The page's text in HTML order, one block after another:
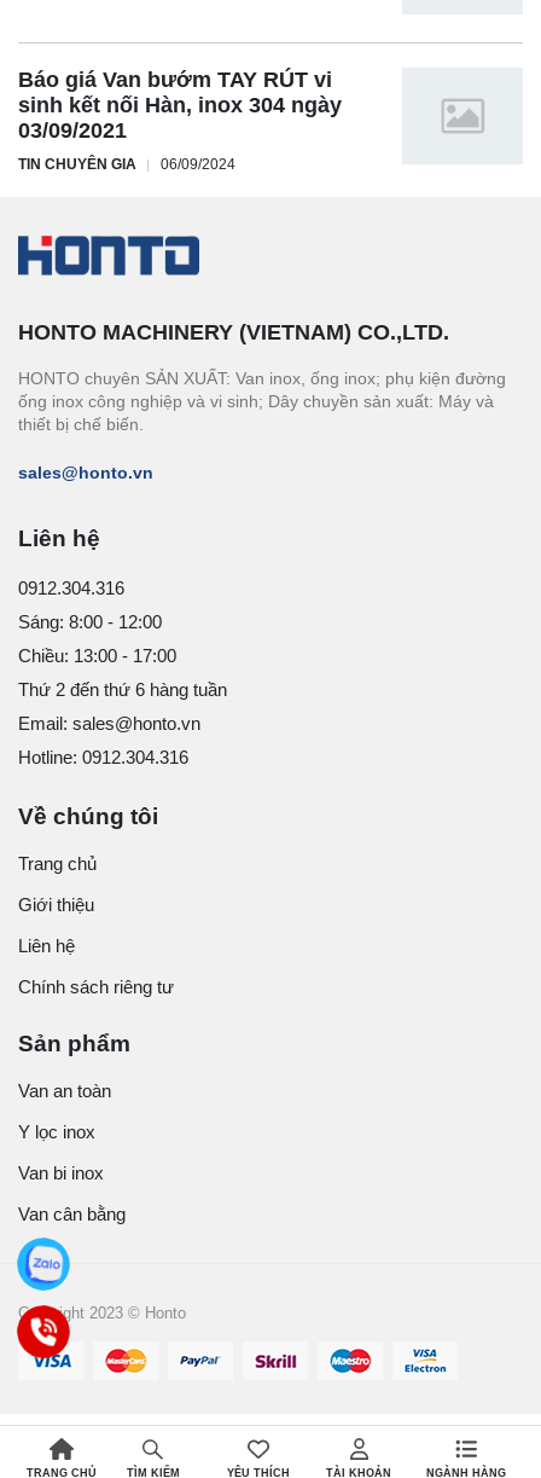
Báo giá Van bướm TAY RÚT vi
sinh kết nối Hàn, inox 304 ngày
03/09/2021
TIN CHUYÊN GIA 06/09/2024
HONTO MACHINERY (VIETNAM) CO.,LTD.
HONTO chuyên SẢN XUẤT: Van inox, ống inox; phụ kiện đường
ống inox công nghiệp và vi sinh; Dây chuyền sản xuất: Máy và
thiết bị chế biến.
sales@honto.vn
Liên hệ
0912.304.316
Sáng: 8:00 - 12:00
Chiều: 13:00 - 17:00
Thứ 2 đến thứ 6 hàng tuần
Email: sales@honto.vn
Hotline: 0912.304.316
Về chúng tôi
Trang chủ
Giới thiệu
Liên hệ
Chính sách riêng tư
Sản phẩm
Van an toàn
Y lọc inox
Van bi inox
Van cân bằng
Copyright 2023 © Honto
TRANG CHỦ TÌM KIẾM YÊU THÍCH TÀI KHOẢN NGÀNH HÀNG